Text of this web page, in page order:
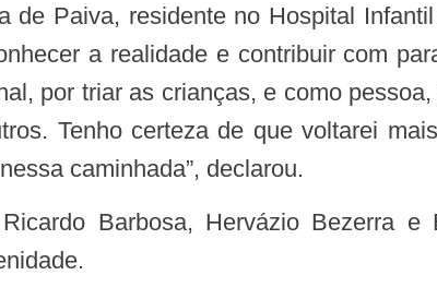
a realidade e contribuir com
por triar as crianças, e como
Tenho certeza de que voltarei
caminhada”, declarou.